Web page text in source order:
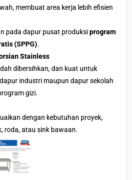
membuat area kerja lebih efisien
pada dapur pusat produksiprogram
(SPPG).
Stainless
dibersihkan, dan kuat untuk
industri maupun dapur sekolah
gizi.
dengan kebutuhan proyek,
roda, atau sink bawaan.